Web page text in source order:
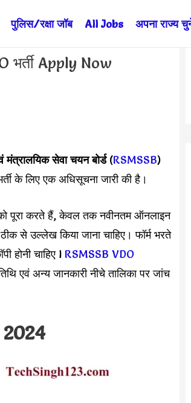
पुलिस/रक्षा जॉब All Jobs अपना राज्य
भर्ती Apply Now
सेवा चयन बोर्ड(RSMSSB)
के लिए एक अधिसूचना जारी की है।
को पूरा करते हैं, केवल तक नवीनतम ऑनलाइन
से उल्लेख किया जाना चाहिए। फॉर्म भरते
होनी चाहिए l RSMSSB VDO
एवं अन्य जानकारी नीचे तालिका पर जांच